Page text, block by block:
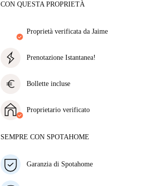
CON QUESTA PROPRIETÀ
proprietà verificata da Jaime
assicurarti di ricevere esattamente quello che vedi
Più sulla verifica
Prenotazione Istantanea!
prenotazione verrà accettata immediatamente se
euro Bollette incluse
incluse, che coprono l'affitto e le utenze per
un'esperienza di affitto senza problemi.
Proprietario verificato
Maggiori informazioni su questo locatore
SEMPRE CON SPOTAHOME
Garanzia di Spotahome